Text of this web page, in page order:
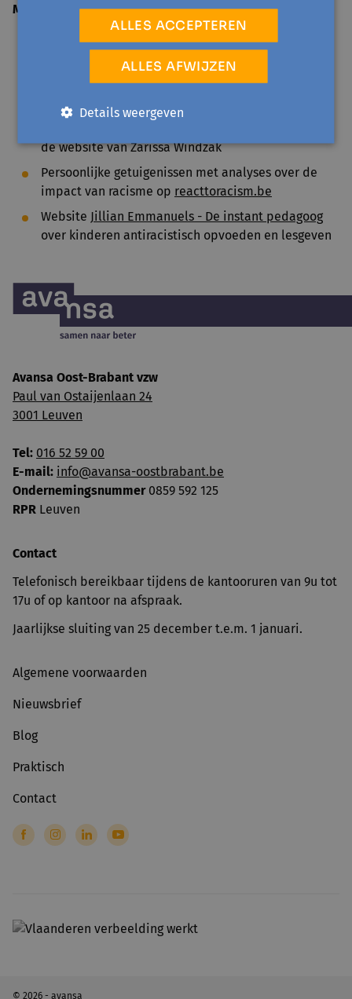
Meer weten?
WebsiteAma Kissi
Interview op 26 september 2023 met Ama Kissi op
sociaal.net
Eenoverzichtvan psychiaters, psychologen en
de website van Zarissa Windzak
Persoonlijke getuigenissen met analyses over de
impact van racisme op reacttoracism.be
Website Jillian Emmanuels - De instant pedagoog
over kinderen antiracistisch opvoeden en lesgeven
Avansa Oost-Brabant vzw
Paul van Ostaijenlaan 24
3001 Leuven
Tel: 016 52 59 00
E-mail: info@avansa-oostbrabant.be
Ondernemingsnummer0859 592 125
RPR Leuven
Contact
Telefonisch bereikbaar tijdens de kantooruren van 9u tot
17u of op kantoor na afspraak.
Jaarlijkse sluiting van 25 december t.e.m. 1 januari.
Algemene voorwaarden
Nieuwsbrief
Blog
Praktisch
Contact
© 2026 - avansa
ALLES ACCEPTEREN
ALLES AFWIJZEN
Details weergeven